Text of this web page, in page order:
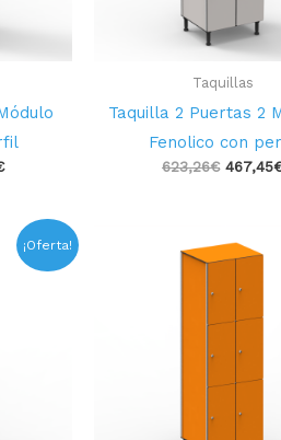
Taquillas
Taquilla 2 Puertas 2
Fenolico con
623,26€ 467,45
¡Oferta!
El
precio
actual
precio
era: